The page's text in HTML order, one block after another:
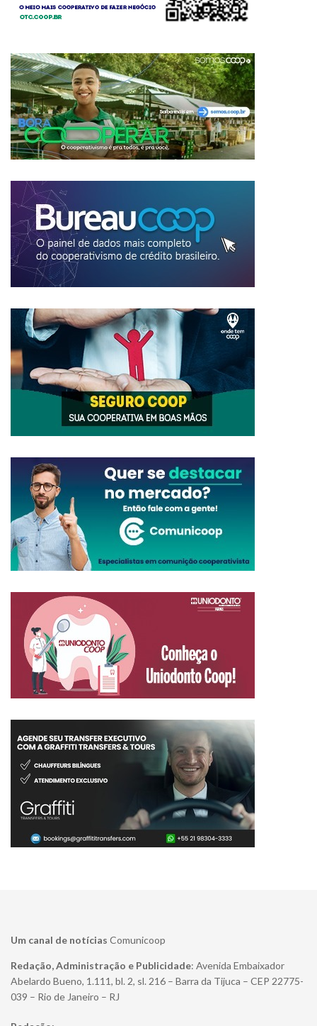
Um canal de notícias Comunicoop
Redação, Administração e Publicidade: Avenida Embaixador
Abelardo Bueno, 1.111, bl. 2, sl. 216 – Barra da Tijuca – CEP 22775-
039 – Rio de Janeiro – RJ